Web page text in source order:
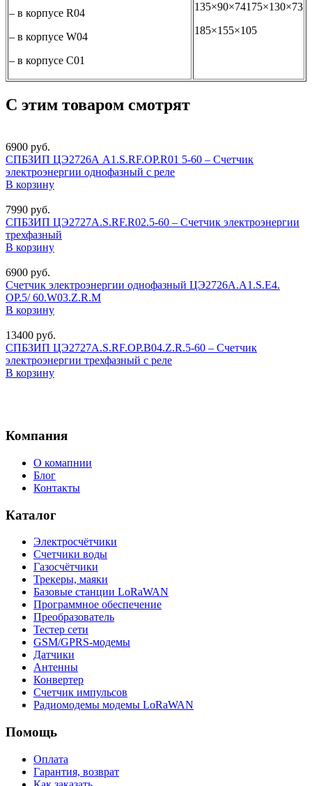
– в корпусе R04
– в корпусе W04
– в корпусе С01
135×90×74175×130×73
185×155×105
С этим товаром смотрят
6900 руб.
СПБЗИП ЦЭ2726А А1.S.RF.ОР.R01 5-60 – Счетчик
электроэнергии однофазный с реле
В корзину
7990 руб.
СПБЗИП ЦЭ2727А.S.RF.R02.5-60 – Счетчик электроэнергии
трехфазный
В корзину
6900 руб.
Счетчик электроэнергии однофазный ЦЭ2726А.A1.S.E4.
OP.5/ 60.W03.Z.R.M
В корзину
13400 руб.
СПБЗИП ЦЭ2727А.S.RF.ОР.В04.Z.R.5-60 – Счетчик
электроэнергии трехфазный с реле
В корзину
Компания
О комапнии
Блог
Контакты
Каталог
Электросчётчики
Счетчики воды
Газосчётчики
Трекеры, маяки
Базовые станции LoRaWAN
Программное обеспечение
Преобразователь
Тестер сети
GSM/GPRS-модемы
Датчики
Антенны
Конвертер
Счетчик импульсов
Радиомодемы модемы LoRaWAN
Помощь
Оплата
Гарантия, возврат